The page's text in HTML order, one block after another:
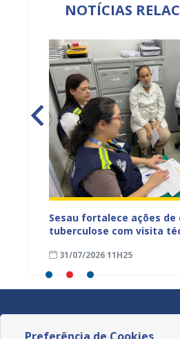
NOTÍCIAS
Sesau fortalece ações de
tuberculose com visita
31/07/2026 11H25